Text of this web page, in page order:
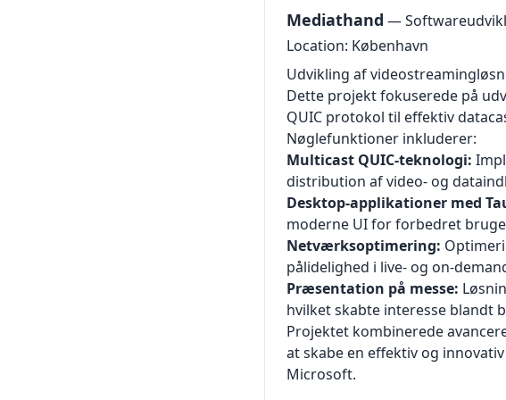
Mediathand —
Location: København
Udvikling af
Dette projekt fokuserede på
QUIC protokol til effektiv
Nøglefunktioner inkluderer:
Multicast QUIC-teknologi:
distribution af video- og
Desktop-applikationer med
moderne UI for forbedret
Netværksoptimering:
pålidelighed i live- og on-
Præsentation på messe:
hvilket skabte interesse blandt
Projektet kombinerede
at skabe en effektiv og
Microsoft.